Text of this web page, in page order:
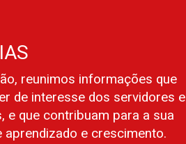
reunimos informações que
de interesse dos servidores e
e que contribuam para a sua
aprendizado e crescimento.